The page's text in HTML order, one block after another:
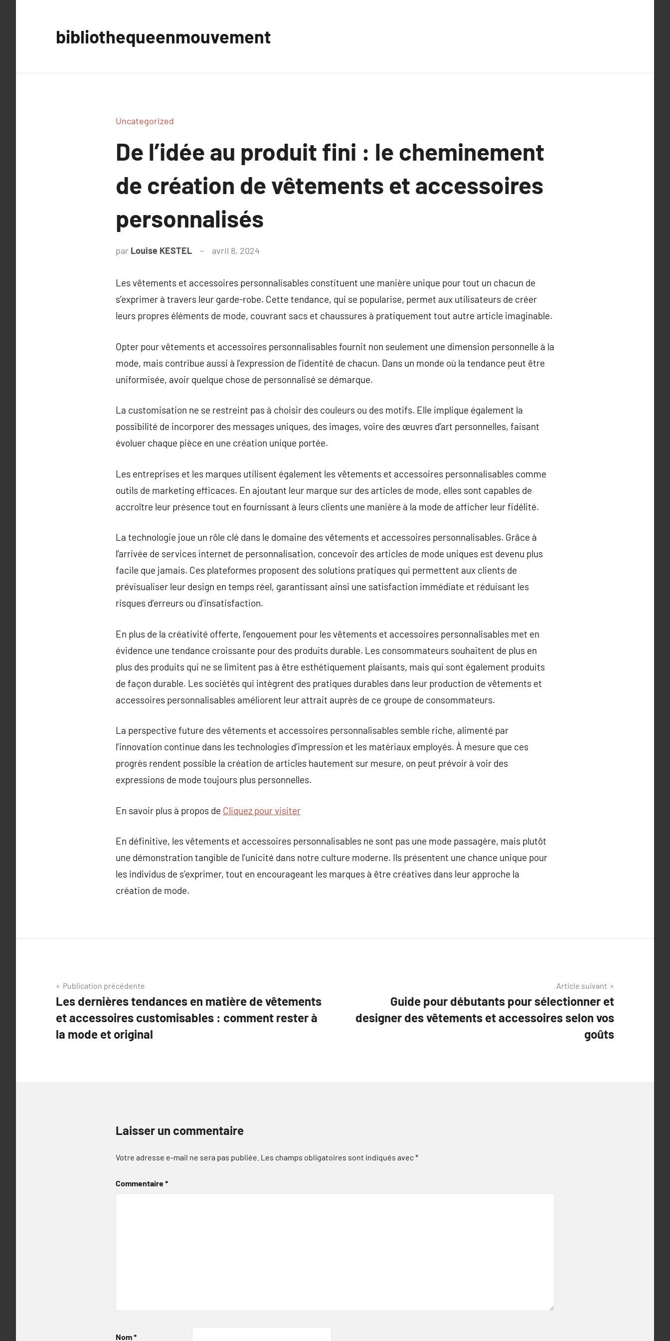
bibliothequeenmouvement
Uncategorized
De l’idée au produit fini : le cheminement
de création de vêtements et accessoires
personnalisés
par Louise KESTEL avril 8, 2024
Les vêtements et accessoires personnalisables constituent une manière unique pour tout un chacun de
s’exprimer à travers leur garde-robe. Cette tendance, qui se popularise, permet aux utilisateurs de créer
leurs propres éléments de mode, couvrant sacs et chaussures à pratiquement tout autre article imaginable.
Opter pour vêtements et accessoires personnalisables fournit non seulement une dimension personnelle à la
mode, mais contribue aussi à l’expression de l’identité de chacun. Dans un monde où la tendance peut être
uniformisée, avoir quelque chose de personnalisé se démarque.
La customisation ne se restreint pas à choisir des couleurs ou des motifs. Elle implique également la
possibilité de incorporer des messages uniques, des images, voire des œuvres d’art personnelles, faisant
évoluer chaque pièce en une création unique portée.
Les entreprises et les marques utilisent également les vêtements et accessoires personnalisables comme
outils de marketing efficaces. En ajoutant leur marque sur des articles de mode, elles sont capables de
accroître leur présence tout en fournissant à leurs clients une manière à la mode de afficher leur fidélité.
La technologie joue un rôle clé dans le domaine des vêtements et accessoires personnalisables. Grâce à
l’arrivée de services internet de personnalisation, concevoir des articles de mode uniques est devenu plus
facile que jamais. Ces plateformes proposent des solutions pratiques qui permettent aux clients de
prévisualiser leur design en temps réel, garantissant ainsi une satisfaction immédiate et réduisant les
risques d’erreurs ou d’insatisfaction.
En plus de la créativité offerte, l’engouement pour les vêtements et accessoires personnalisables met en
évidence une tendance croissante pour des produits durable. Les consommateurs souhaitent de plus en
plus des produits qui ne se limitent pas à être esthétiquement plaisants, mais qui sont également produits
de façon durable. Les sociétés qui intègrent des pratiques durables dans leur production de vêtements et
accessoires personnalisables améliorent leur attrait auprès de ce groupe de consommateurs.
La perspective future des vêtements et accessoires personnalisables semble riche, alimenté par
l’innovation continue dans les technologies d’impression et les matériaux employés. À mesure que ces
progrès rendent possible la création de articles hautement sur mesure, on peut prévoir à voir des
expressions de mode toujours plus personnelles.
En savoir plus à propos de Cliquez pour visiter
En définitive, les vêtements et accessoires personnalisables ne sont pas une mode passagère, mais plutôt
une démonstration tangible de l’unicité dans notre culture moderne. Ils présentent une chance unique pour
les individus de s’exprimer, tout en encourageant les marques à être créatives dans leur approche la
création de mode.
Navigation
de
l’article
Publication précédente
Les dernières tendances en matière de vêtements
et accessoires customisables : comment rester à
la mode et original
Article suivant
Guide pour débutants pour sélectionner et
designer des vêtements et accessoires selon vos
goûts
Laisser un commentaire
Votre adresse e-mail ne sera pas publiée. Les champs obligatoires sont indiqués avec*
Commentaire*
Nom*